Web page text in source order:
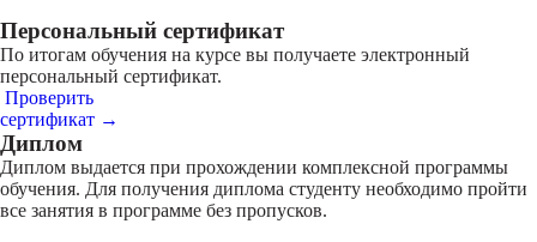
Персональный сертификат
По итогам обучения на курсе вы получаете электронный
персональный сертификат.
Проверить
сертификат →
Диплом
Диплом выдается при прохождении комплексной программы
обучения. Для получения диплома студенту необходимо пройти
все занятия в программе без пропусков.